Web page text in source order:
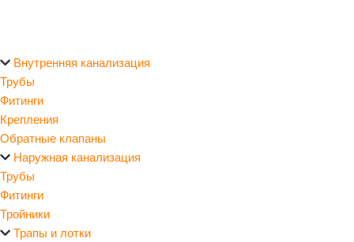
Внутренняя канализация
Трубы
Фитинги
Крепления
Обратные клапаны
Наружная канализация
Трубы
Фитинги
Тройники
Трапы и лотки